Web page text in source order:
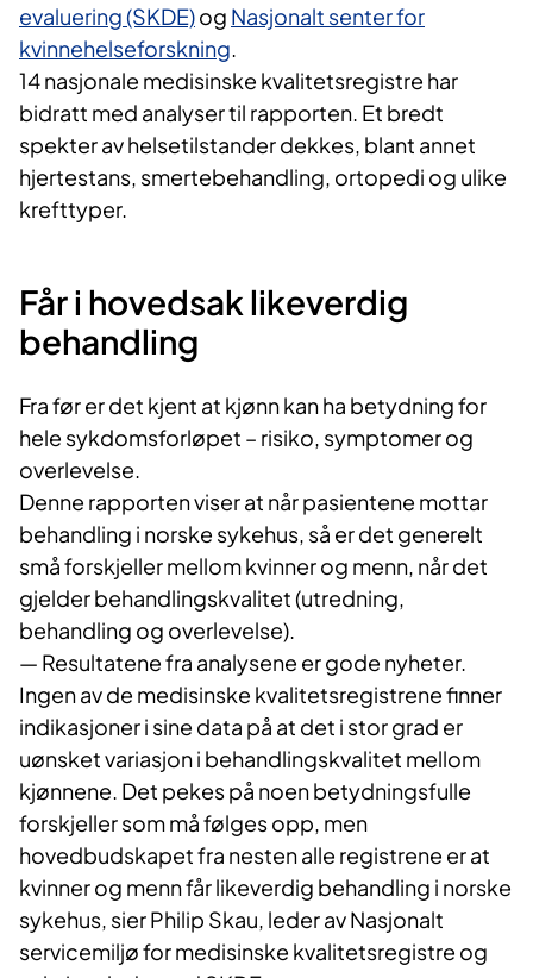
evaluering (SKDE)og Nasjonalt senter for
kvinnehelseforskning.
14 nasjonale medisinske kvalitetsregistre har
bidratt med analyser til rapporten. Et bredt
spekter av helsetilstander dekkes, blant annet
hjertestans, smertebehandling, ortopedi og ulike
krefttyper.
Får i hovedsak likeverdig
behandling
Fra før er det kjent at kjønn kan ha betydning for
hele sykdomsforløpet – risiko, symptomer og
overlevelse.
Denne rapporten viser at når pasientene mottar
behandling i norske sykehus, så er det generelt
små forskjeller mellom kvinner og menn, når det
gjelder behandlingskvalitet (utredning,
behandling og overlevelse).
— Resultatene fra analysene er gode nyheter.
Ingen av de medisinske kvalitetsregistrene finner
indikasjoner i sine data på at det i stor grad er
uønsket variasjon i behandlingskvalitet mellom
kjønnene. Det pekes på noen betydningsfulle
forskjeller som må følges opp, men
hovedbudskapet fra nesten alle registrene er at
kvinner og menn får likeverdig behandling i norske
sykehus, sier Philip Skau, leder av Nasjonalt
servicemiljø for medisinske kvalitetsregistre og